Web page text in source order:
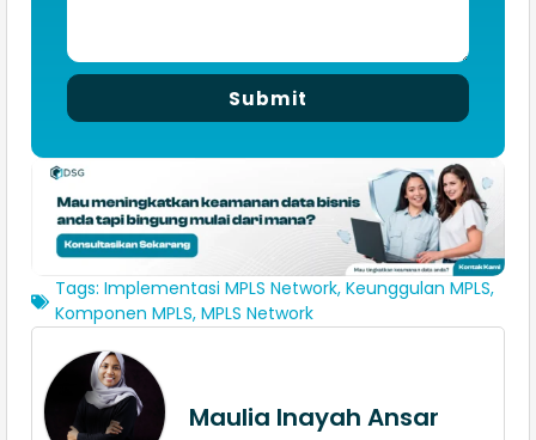
Submit
Tags: Implementasi MPLS Network, Keunggulan MPLS,
Komponen MPLS, MPLS Network
Maulia Inayah Ansar